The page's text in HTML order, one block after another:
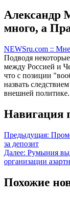
Александр
много, а
NEWSru.com ::
Подводя
между Россией и
что с позиции
назвать
внешней политике.
Навигация
Предыдущая:
за депозит
Далее: Румыния
организации
Похожие